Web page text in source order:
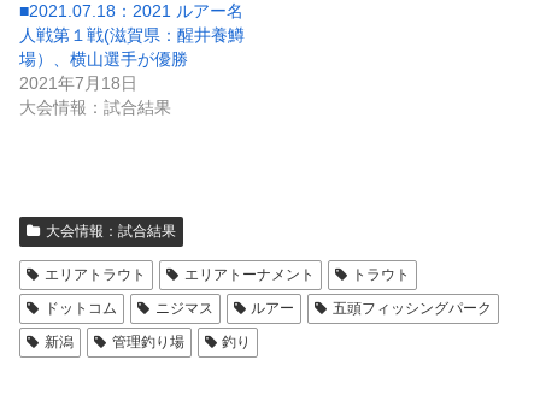
■2021.07.18：2021 ルアー名
人戦第１戦(滋賀県：醒井養鱒
場）、横山選手が優勝
2021年7月18日
大会情報：試合結果
大会情報：試合結果
エリアトラウト エリアトーナメント
トラウト
ドットコム
ニジマス ルアー
五頭フィッシングパーク
新潟
管理釣り場 釣り